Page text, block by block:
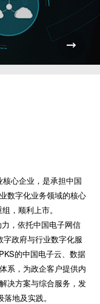
Overview
心企业，是承担中国
数字化业务领域的核心
，顺利上市。
，依托中国电子网信
字政府与行业数字化服
的中国电子云、数据
系，为政企客户提供内
决方案与综合服务，发
地及实践。